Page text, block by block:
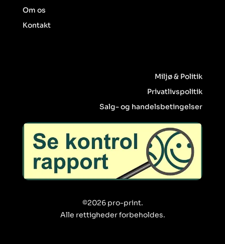
Om os
Kontakt
Miljø & Politik
Privatlivspolitik
Salg- og handelsbetingelser
©2026 pro-print.
Alle rettigheder forbeholdes.